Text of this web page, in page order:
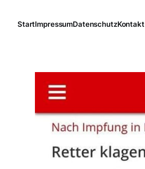
StartImpressumDatenschutzKontakt